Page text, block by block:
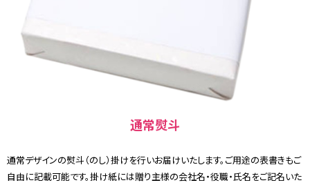
通常熨斗
通常デザインの熨斗（のし）掛けを行いお届けいたします。ご用途の表書きもご
自由に記載可能です。掛け紙には贈り主様の会社名・役職・氏名をご記名いた